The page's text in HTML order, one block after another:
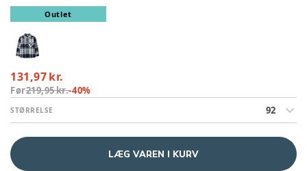
Outlet
131,97 kr.
Før219,95 kr.-40%
STØRRELSE 92
LÆG VAREN I KURV